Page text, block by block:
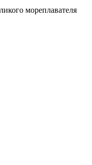
мореплавателя